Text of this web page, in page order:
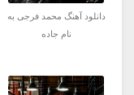
دانلود آهنگ محمد فرجی به
نام جاده